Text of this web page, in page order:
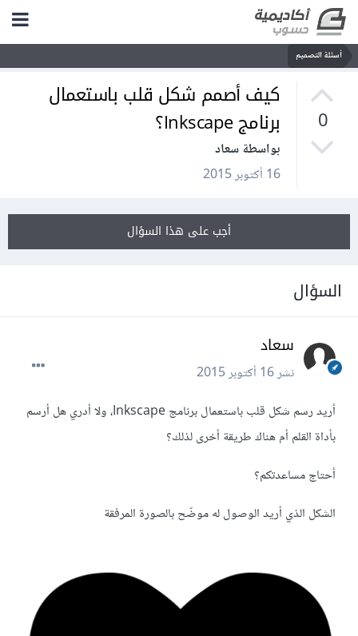
أسئلة التصميم
0
كيف أصمم شكل قلب باستعمال
برنامج Inkscape؟
بواسطة سعاد
16 أكتوبر 2015
أجب على هذا السؤال
السؤال
سعاد
نشر16 أكتوبر 2015
أريد رسم شكل قلب باستعمال برنامج Inkscape، ولا أدري هل أرسم
بأداة القلم أم هناك طريقة أخرى لذلك؟
أحتاج مساعدتكم؟
الشكل الذي أريد الوصول له موضّح بالصورة المرفقة